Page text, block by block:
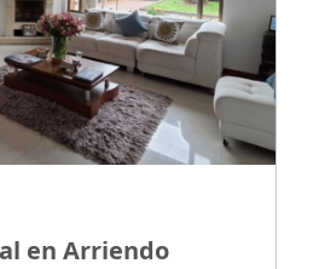
en Arriendo